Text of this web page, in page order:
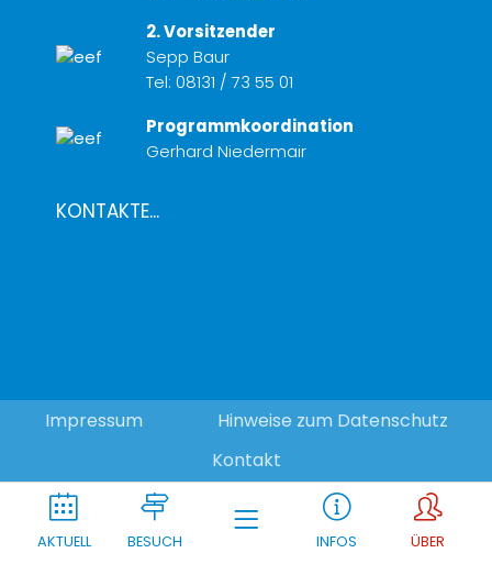
2. Vorsitzender
Sepp Baur
Tel: 08131 / 73 55 01
Programmkoordination
Gerhard Niedermair
KONTAKTE...
Impressum
Hinweise zum Datenschutz
Kontakt
AKTUELL BESUCH INFOS ÜBER